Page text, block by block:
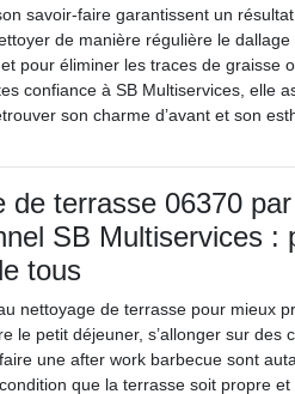
savoir-faire garantissent un
de manière régulière le
et pour éliminer les traces de graisse
confiance à SB Multiservices, elle
son charme d’avant et son
de terrasse 06370
SB Multiservices :
tous
nettoyage de terrasse pour mieux
le petit déjeuner, s’allonger sur des
une after work barbecue sont
que la terrasse soit propre et